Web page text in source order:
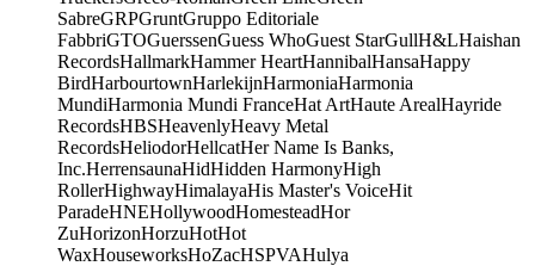
SabreGRPGruntGruppo Editoriale
FabbriGTOGuerssenGuess WhoGuest StarGullH&LHaishan
RecordsHallmarkHammer HeartHannibalHansaHappy
BirdHarbourtownHarlekijnHarmoniaHarmonia
MundiHarmonia Mundi FranceHat ArtHaute ArealHayride
RecordsHBSHeavenlyHeavy Metal
RecordsHeliodorHellcatHer Name Is Banks,
Inc.HerrensaunaHidHidden HarmonyHigh
RollerHighwayHimalayaHis Master's VoiceHit
ParadeHNEHollywoodHomesteadHor
ZuHorizonHorzuHotHot
WaxHouseworksHoZacHSPVAHulya